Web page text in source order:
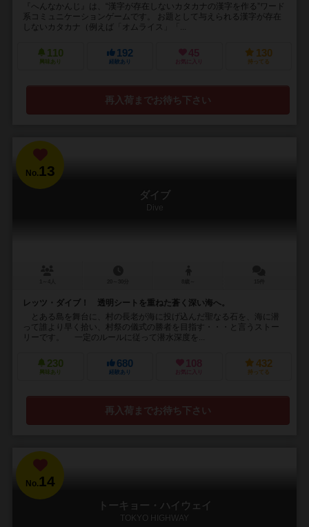
『へんなかんじ』は、“漢字が存在しないカタカナの漢字を作る”ワード
系コミュニケーションゲームです。 お題として与えられる漢字が存在
しないカタカナ（例えば「オムライス」「...
110
興味あり
192
経験あり
45
お気に入り
130
持ってる
再入荷までお待ち下さい
No.13
ダイブ
Dive
レッツ・ダイブ！ 透明シートを重ねた蒼く深い海へ。
とある島を舞台に、村の長老が海に投げ込んだ聖なる石を、海に潜
って誰より早く拾い、村祭の儀式の勝者を目指す・・・と言うストー
リーです。 一定のルールに従って潜水深度を...
230
興味あり
680
経験あり
108
お気に入り
432
持ってる
再入荷までお待ち下さい
No.14
トーキョー・ハイウェイ
TOKYO HIGHWAY